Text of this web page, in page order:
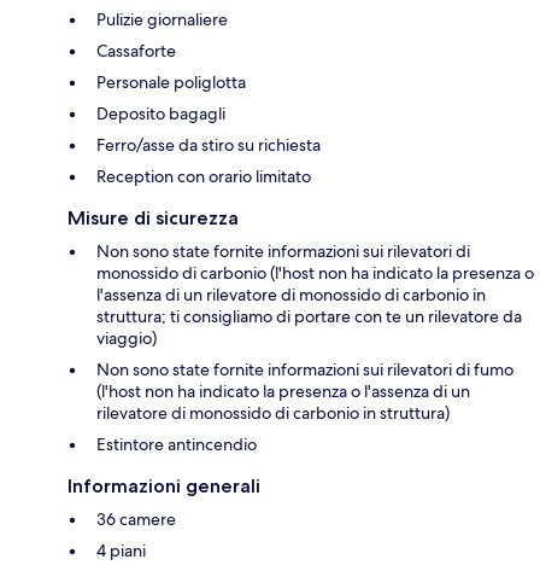
Pulizie giornaliere
Cassaforte
Personale poliglotta
Deposito bagagli
Ferro/asse da stiro su richiesta
Reception con orario limitato
Misure di sicurezza
Non sono state fornite informazioni sui rilevatori di
monossido di carbonio (l'host non ha indicato la presenza o
l'assenza di un rilevatore di monossido di carbonio in
struttura; ti consigliamo di portare con te un rilevatore da
viaggio)
Non sono state fornite informazioni sui rilevatori di fumo
(l'host non ha indicato la presenza o l'assenza di un
rilevatore di monossido di carbonio in struttura)
Estintore antincendio
Informazioni generali
36 camere
4 piani